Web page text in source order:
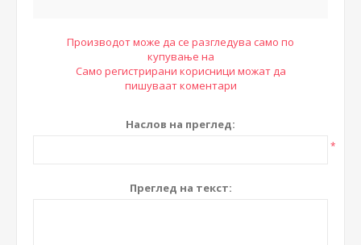
Производот може да се разгледува само по
купување на
Само регистрирани корисници можат да
пишуваат коментари
Наслов на преглед:
*
Преглед на текст: